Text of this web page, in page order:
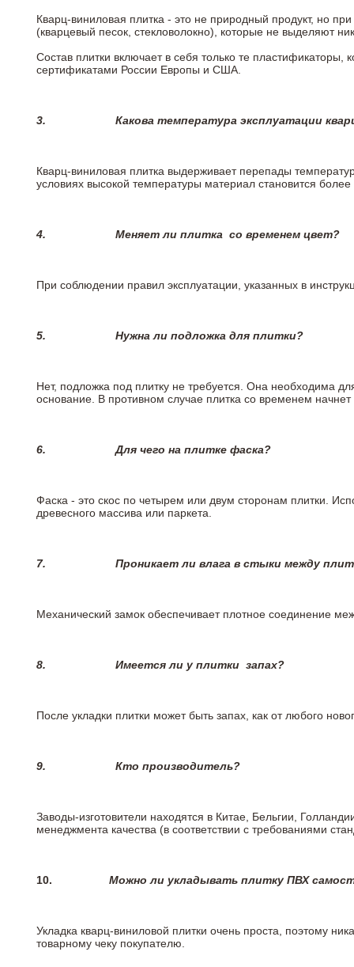
Кварц-виниловая плитка - это не природный продукт, но
(кварцевый песок, стекловолокно), которые не выделяют
Состав плитки включает в себя только те
сертификатами России Европы и США.
3. Какова температура эксплуатации
Кварц-виниловая плитка выдерживает перепады
условиях высокой температуры материал становится
4. Меняет ли плитка со временем цвет?
При соблюдении правил эксплуатации, указанных в
5. Нужна ли подложка для плитки?
Нет, подложка под плитку не требуется. Она необходима
основание. В противном случае плитка со временем
6.Для чего на плитке фаска?
Фаска - это скос по четырем или двум сторонам плитки.
древесного массива или паркета.
7. Проникает ли влага в стыки между
Механический замок обеспечивает плотное соединение
8. Имеется ли у плитки запах?
После укладки плитки может быть запах, как от любого
9. Кто производитель?
Заводы-изготовители находятся в Китае, Бельгии,
менеджмента качества (в соответствии с требованиями
10. Можно ли укладывать плитку ПВХ
Укладка кварц-виниловой плитки очень проста, поэтому
товарному чеку покупателю.